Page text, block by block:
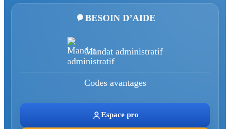
BESOIN D’AIDE
Mandat administratif
Codes avantages
Espace pro